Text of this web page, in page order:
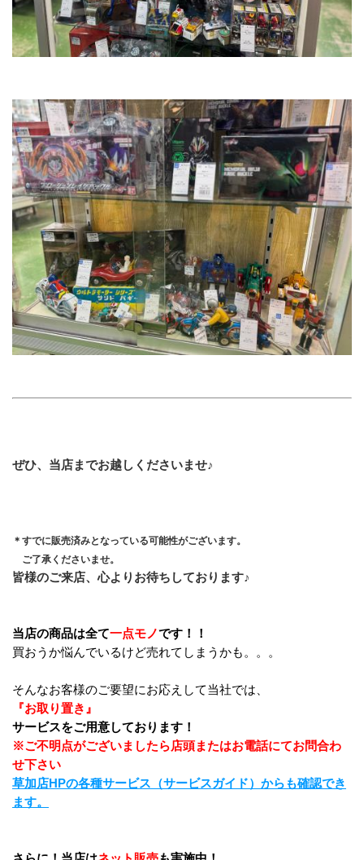
ぜひ、当店までお越しくださいませ♪
＊すでに販売済みとなっている可能性がございます。
ご了承くださいませ。
皆様のご来店、心よりお待ちしております♪
当店の商品は全て一点モノです！！
買おうか悩んでいるけど売れてしまうかも。。。
そんなお客様のご要望にお応えして当社では、
『お取り置き』
サービスをご用意しております！
※ご不明点がございましたら店頭またはお電話にてお問合わ
せ下さい
草加店HPの各種サービス（サービスガイド）からも確認でき
ます。